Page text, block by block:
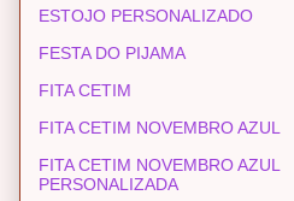
ESTOJO PERSONALIZADO
FESTA DO PIJAMA
FITA CETIM
FITA CETIM NOVEMBRO AZUL
FITA CETIM NOVEMBRO AZUL
PERSONALIZADA